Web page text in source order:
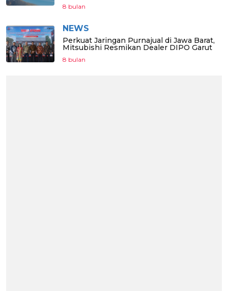
8 bulan
NEWS
Perkuat Jaringan Purnajual di Jawa Barat,
Mitsubishi Resmikan Dealer DIPO Garut
8 bulan